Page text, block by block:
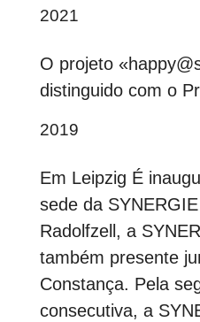
2021
O projeto
distinguido com o
2019
Em Leipzig É
sede da
Radolfzell, a
também presente
Constança. Pela
consecutiva, a